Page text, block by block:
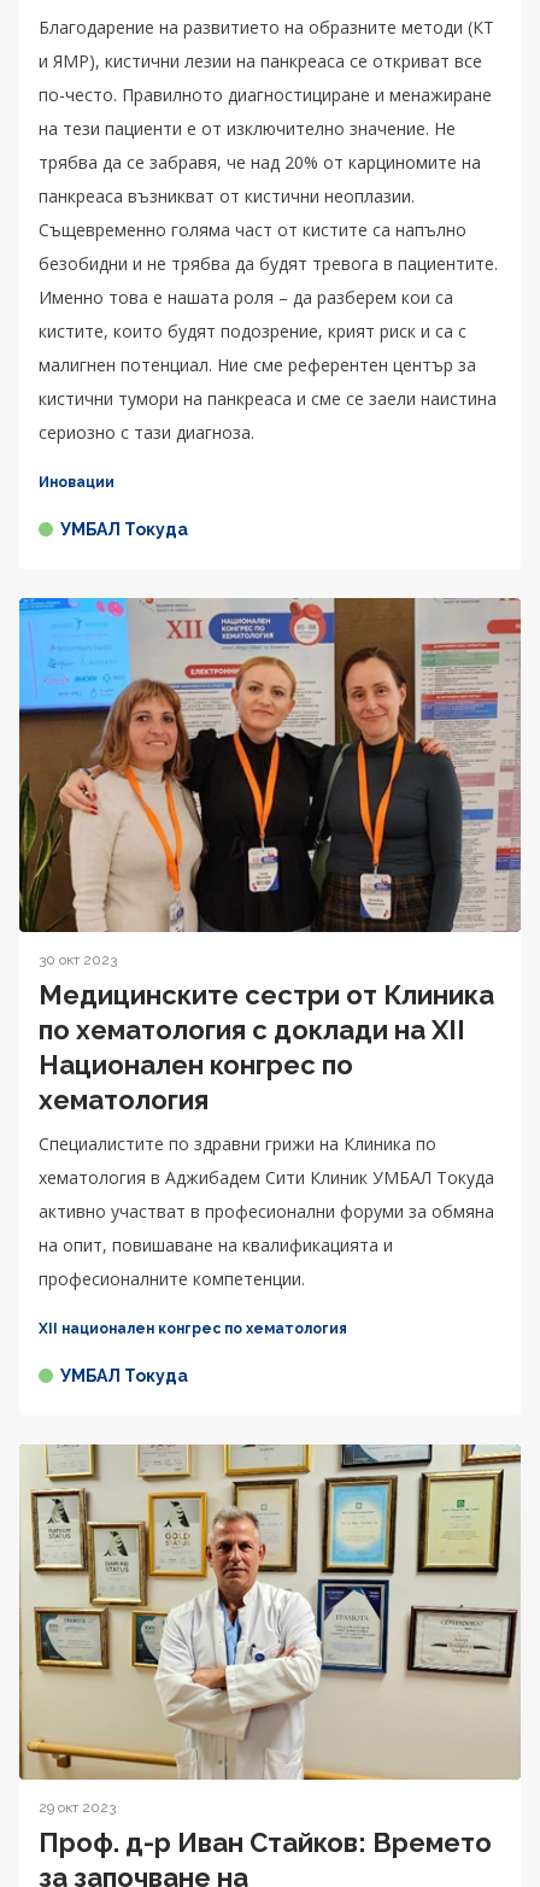
Благодарение на развитието на образните методи (КТ
и ЯМР), кистични лезии на панкреаса се откриват все
по-често. Правилното диагностициране и менажиране
на тези пациенти е от изключително значение. Не
трябва да се забравя, че над 20% от карциномите на
панкреаса възникват от кистични неоплазии.
Същевременно голяма част от кистите са напълно
безобидни и не трябва да будят тревога в пациентите.
Именно това е нашата роля – да разберем кои са
кистите, които будят подозрение, крият риск и са с
малигнен потенциал. Ние сме референтен център за
кистични тумори на панкреаса и сме се заели наистина
сериозно с тази диагноза.
Иновации
УМБАЛ Токуда
30 окт 2023
Медицинските сестри от Клиника
по хематология с доклади на XII
Национален конгрес по
хематология
Специалистите по здравни грижи на Клиника по
хематология в Аджибадем Сити Клиник УМБАЛ Токуда
активно участват в професионални форуми за обмяна
на опит, повишаване на квалификацията и
професионалните компетенции.
XII национален конгрес по хематология
УМБАЛ Токуда
29 окт 2023
Проф. д-р Иван Стайков: Времето
за започване на